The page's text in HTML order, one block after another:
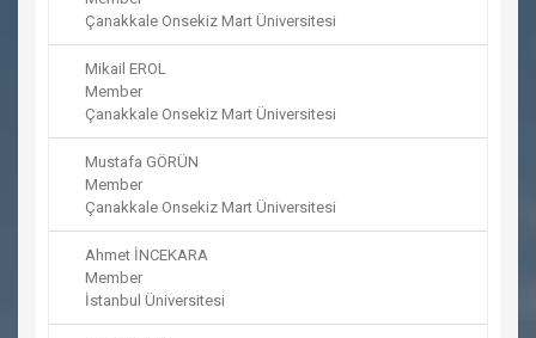
Çanakkale Onsekiz Mart Üniversitesi
Mikail EROL
Member
Çanakkale Onsekiz Mart Üniversitesi
Mustafa GÖRÜN
Member
Çanakkale Onsekiz Mart Üniversitesi
Ahmet İNCEKARA
Member
İstanbul Üniversitesi